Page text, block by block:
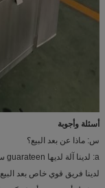
أسئلة وأجوبة
س: ماذا عن بعد البيع؟
a: لدينا آلة لديها guarateen سنة واحدة ، mantainance حياة طويلة.
لدينا فريق قوي خاص بعد